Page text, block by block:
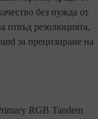
без нужда от
отвъд резолюцията,
за прецизиране на
RGB Tandem